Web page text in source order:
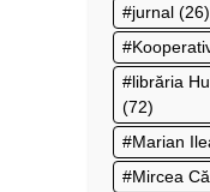
jurnal (26)
librăria
(72)
Marian
Mircea